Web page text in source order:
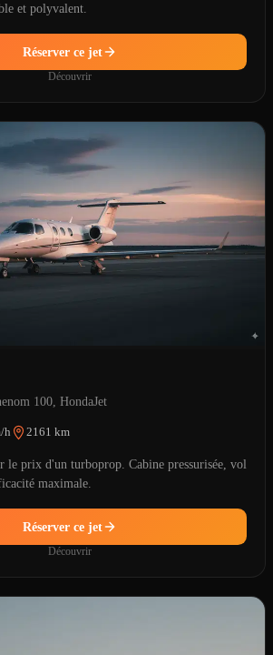
et polyvalent.
Réserver ce jet
Découvrir
100, HondaJet
h 2161 km
le prix d'un turboprop. Cabine pressurisée, vol
maximale.
Réserver ce jet
Découvrir